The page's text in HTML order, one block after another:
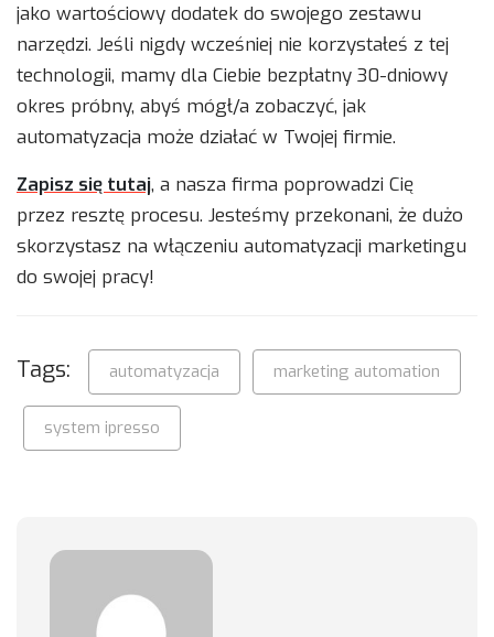
jako wartościowy dodatek do swojego zestawu
narzędzi. Jeśli nigdy wcześniej nie korzystałeś z tej
technologii, mamy dla Ciebie bezpłatny 30-dniowy
okres próbny, abyś mógł/a zobaczyć, jak
automatyzacja może działać w Twojej firmie.
Zapisz się tutaj, a nasza firma poprowadzi Cię
przez resztę procesu. Jesteśmy przekonani, że dużo
skorzystasz na włączeniu automatyzacji marketingu
do swojej pracy!
Tags: automatyzacja marketing automation
system ipresso